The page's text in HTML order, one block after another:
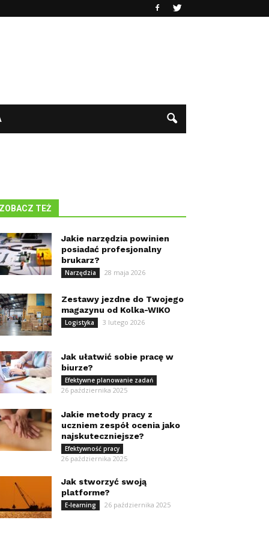
ZOBACZ TEŻ
Jakie narzędzia powinien
posiadać profesjonalny
brukarz?
Narzędzia 28 maja 2026
Zestawy jezdne do Twojego
magazynu od Kolka-WIKO
Logistyka 3 lutego 2026
Jak ułatwić sobie pracę w
biurze?
Efektywne planowanie zadań
26 października 2025
Jakie metody pracy z
uczniem zespół ocenia jako
najskuteczniejsze?
Efektywność pracy
26 października 2025
Jak stworzyć swoją
platforme?
E-learning 26 października 2025